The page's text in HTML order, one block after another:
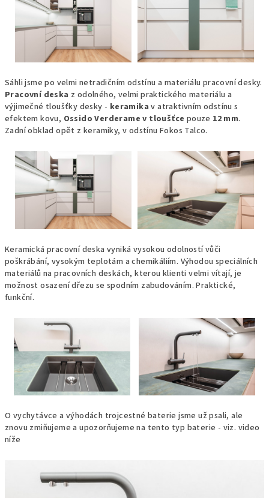
Sáhli jsme po velmi netradičním odstínu a materiálu pracovní desky.
Pracovní deska z odolného, velmi praktického materiálu a
výjimečné tloušťky desky - keramika v atraktivním odstínu s
efektem kovu, Ossido Verderame v tloušťce pouze 12 mm.
Zadní obklad opět z keramiky, v odstínu Fokos Talco.
Keramická pracovní deska vyniká vysokou odolností vůči
poškrábání, vysokým teplotám a chemikáliím. Výhodou speciálních
materiálů na pracovních deskách, kterou klienti velmi vítají, je
možnost osazení dřezu se spodním zabudováním. Praktické,
funkční.
O vychytávce a výhodách trojcestné baterie jsme už psali, ale
znovu zmiňujeme a upozorňujeme na tento typ baterie - viz. video
níže